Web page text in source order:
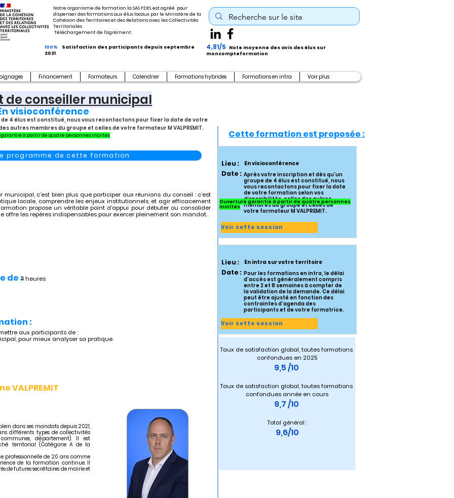
Notre organisme de formation la SAS FDEL est agréé pour
dispenser des formations aux élus locaux par le Ministère de la
Cohésion des Territoires et des Relations avec les Collectivités
Territoriales
Téléchargement de l'agrément
100% Satisfaction des participants depuis septembre
2021
4,81/5
Note moyenne des avis des élus sur
moncompteformation
Financement Formateurs Calendrier Formations hybrides Formations en intra Voir plus
de conseiller municipal
visioconférence
4 élus est constitué, nous vous recontactons pour fixer la date de votre
autres membres du groupe et celles de votre formateur M VALPREMIT.
garantie à partir de quatre personnes incrites
municipal, c’est bien plus que participer aux réunions du conseil : c’est
locale, comprendre les enjeux institutionnels, et agir efficacement
propose un véritable point d’appui pour débuter ou consolider
offre les repères indispensables pour exercer pleinement son mandat.
de :4 heures
:
aux participants de :
pour mieux analyser sa pratique.
VALPREMIT
dans ses mandats depuis 2021,
différents types de collectivités
département). Il est
territorial (Catégorie A de la
professionnelle de 20 ans comme
de la formation continue. Il
de futures secrétaires de mairie et
programme de cette formation
Cette formation est proposée :
En visioconférence
Après votre inscription et dès qu'un
groupe de 4 élus est constitué, nous
vous recontactons pour fixer la date
de votre formation selon vos
disponibilités, celles des autres
membres du groupe et celles de
votre formateur M VALPREMIT.
Lieu :
Date :
Ouverture garantie à partir de quatre personnes
incrites
Voir cette session
En intra sur votre territoire
Pour les formations en intra, le délai
d’accès est généralement compris
entre 2 et 8 semaines à compter de
la validation de la demande. Ce délai
peut être ajusté en fonction des
contraintes d’agenda des
participants et de votre formatrice.
Lieu :
Date :
Voir cette session
Taux de satisfaction global, toutes formations
confondues en 2025
9,5 /10
Taux de satisfaction global, toutes formations
confondues année en cours
9,7 /10
Total général :
9,6/10